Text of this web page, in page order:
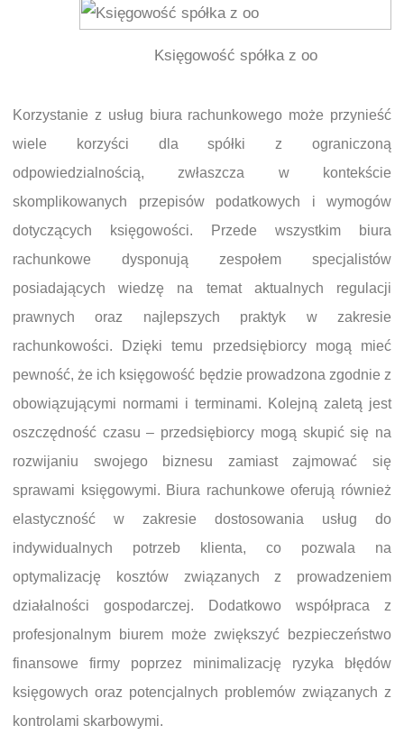
Księgowość spółka z oo
Korzystanie z usług biura rachunkowego może przynieść
wiele korzyści dla spółki z ograniczoną
odpowiedzialnością, zwłaszcza w kontekście
skomplikowanych przepisów podatkowych i wymogów
dotyczących księgowości. Przede wszystkim biura
rachunkowe dysponują zespołem specjalistów
posiadających wiedzę na temat aktualnych regulacji
prawnych oraz najlepszych praktyk w zakresie
rachunkowości. Dzięki temu przedsiębiorcy mogą mieć
pewność, że ich księgowość będzie prowadzona zgodnie z
obowiązującymi normami i terminami. Kolejną zaletą jest
oszczędność czasu – przedsiębiorcy mogą skupić się na
rozwijaniu swojego biznesu zamiast zajmować się
sprawami księgowymi. Biura rachunkowe oferują również
elastyczność w zakresie dostosowania usług do
indywidualnych potrzeb klienta, co pozwala na
optymalizację kosztów związanych z prowadzeniem
działalności gospodarczej. Dodatkowo współpraca z
profesjonalnym biurem może zwiększyć bezpieczeństwo
finansowe firmy poprzez minimalizację ryzyka błędów
księgowych oraz potencjalnych problemów związanych z
kontrolami skarbowymi.